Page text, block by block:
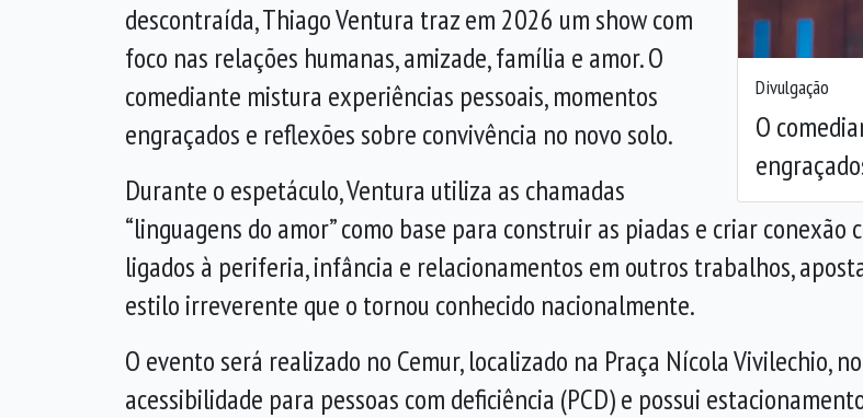
Divulgação
O
descontraída, Thiago Ventura traz em 2026 um show com
foco nas relações humanas, amizade, família e amor. O
comediante mistura experiências pessoais, momentos
engraçados e reflexões sobre convivência no novo solo.
Durante o espetáculo, Ventura utiliza as chamadas
“linguagens do amor” como base para construir as piadas e criar
ligados à periferia, infância e relacionamentos em outros trabalhos,
estilo irreverente que o tornou conhecido nacionalmente.
O evento será realizado no Cemur, localizado na Praça Nícola Vivilechio,
acessibilidade para pessoas com deficiência (PCD) e possui